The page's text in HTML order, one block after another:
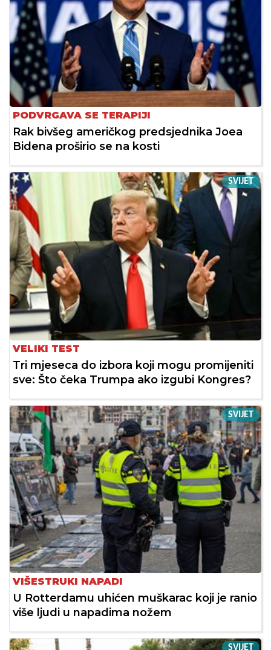
PODVRGAVA SE TERAPIJI
Rak bivšeg američkog predsjednika Joea
Bidena proširio se na kosti
SVIJET
VELIKI TEST
Tri mjeseca do izbora koji mogu promijeniti
sve: Što čeka Trumpa ako izgubi Kongres?
SVIJET
VIŠESTRUKI NAPADI
U Rotterdamu uhićen muškarac koji je ranio
više ljudi u napadima nožem
SVIJET